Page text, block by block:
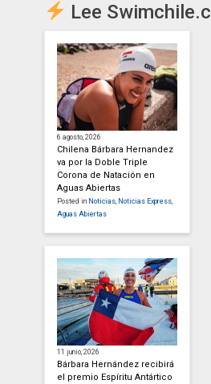
Lee Swimchile.cl
6 agosto, 2026
Chilena Bárbara Hernandez
va por la Doble Triple
Corona de Natación en
Aguas Abiertas
Posted in Noticias, Noticias Express,
Aguas Abiertas
11 junio, 2026
Bárbara Hernández recibirá
el premio Espíritu Antártico